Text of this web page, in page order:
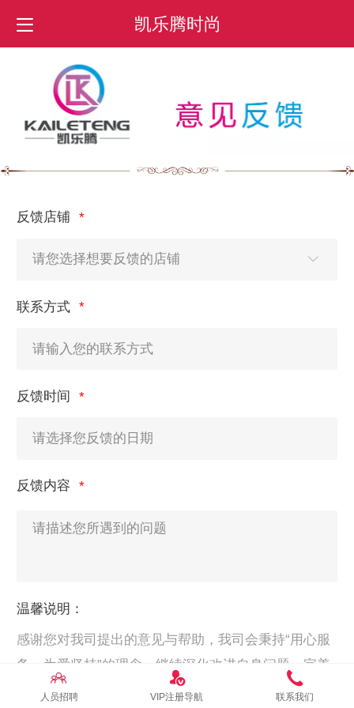
凯乐腾时尚
反馈店铺
联系方式
反馈时间
反馈内容
温馨说明：
感谢您对我司提出的意见与帮助，我司会秉持“用心服
务，为爱坚持”的理念，继续深化改进自身问题，完善
服务细节与流程，为您和您的家人带来更好的服务与
人员招聘 VIP注册导航 联系我们